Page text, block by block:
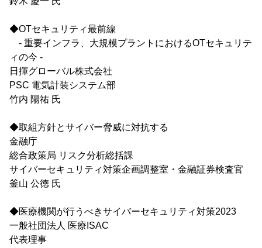
◆OTセキュリティ最前線
- 重要インフラ、大規模プラントにおけるOTセキュリテ
ィの今 -
日揮グローバル株式会社
PSC 電気計装システム部
竹内 陽祐 氏
◆取組方針とサイバー脅威に対抗する
金融庁
総合政策局 リスク分析総括課
サイバーセキュリティ対策企画調整室・金融証券検査官
釜山 公徳 氏
◆医療機関が行うべきサイバーセキュリティ対策2023
一般社団法人 医療ISAC
代表理事